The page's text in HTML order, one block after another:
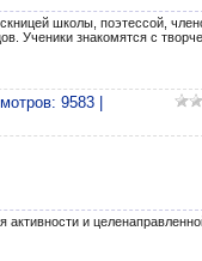
школы, поэтессой,
Ученики знакомятся с
9583 |
активности и